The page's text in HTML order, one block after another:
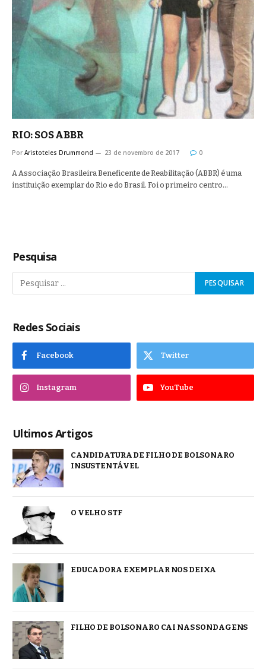
RIO: SOS ABBR
Por Aristoteles Drummond 23 de novembro de 2017 0
A Associação Brasileira Beneficente de Reabilitação (ABBR) é uma
instituição exemplar do Rio e do Brasil. Foi o primeiro centro…
Pesquisa
Redes Sociais
Facebook Twitter
Instagram YouTube
Ultimos Artigos
CANDIDATURA DE FILHO DE BOLSONARO
INSUSTENTÁVEL
O VELHO STF
EDUCADORA EXEMPLAR NOS DEIXA
FILHO DE BOLSONARO CAI NAS SONDAGENS